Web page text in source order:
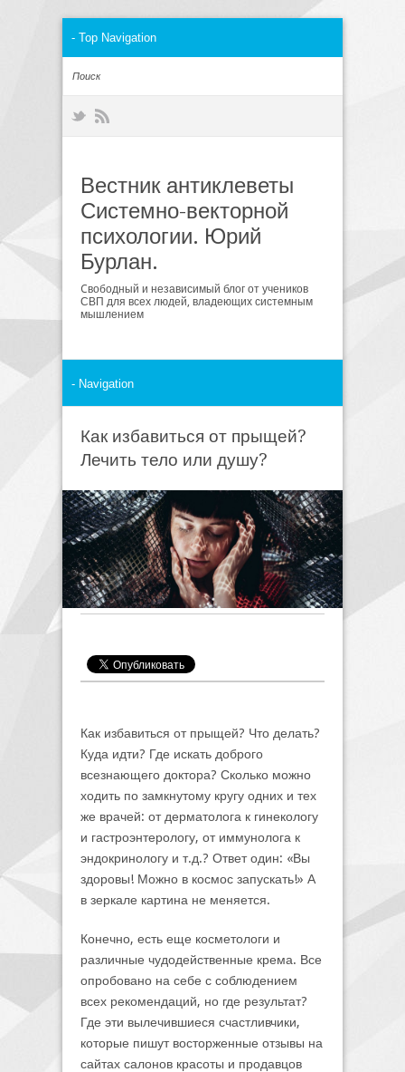
Вестник антиклеветы
Системно-векторной
психологии. Юрий
Бурлан.
Cвободный и независимый блог от учеников
СВП для всех людей, владеющих системным
мышлением
Как избавиться от прыщей?
Лечить тело или душу?
Как избавиться от прыщей? Что делать?
Куда идти? Где искать доброго
всезнающего доктора? Сколько можно
ходить по замкнутому кругу одних и тех
же врачей: от дерматолога к гинекологу
и гастроэнтерологу, от иммунолога к
эндокринологу и т.д.? Ответ один: «Вы
здоровы! Можно в космос запускать!» А
в зеркале картина не меняется.
Конечно, есть еще косметологи и
различные чудодейственные крема. Все
опробовано на себе с соблюдением
всех рекомендаций, но где результат?
Где эти вылечившиеся счастливчики,
которые пишут восторженные отзывы на
сайтах салонов красоты и продавцов